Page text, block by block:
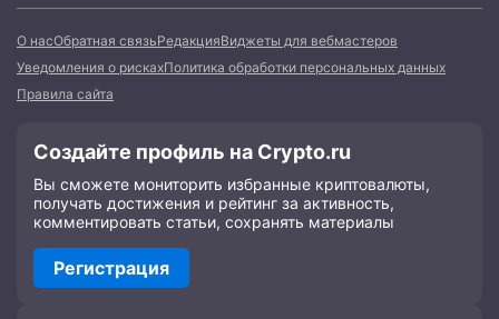
О насОбратная связьРедакцияВиджеты для вебмастеров
Уведомления о рискахПолитика обработки персональных данных
Правила сайта
Создайте профиль на Crypto.ru
Вы сможете мониторить избранные криптовалюты,
получать достижения и рейтинг за активность,
комментировать статьи, сохранять материалы
Регистрация